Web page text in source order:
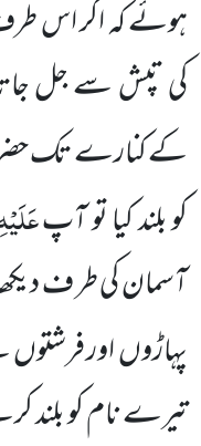
ہوئے کہ اگر اس
کی تپش سے جل
کے کنارے تک
کو بلند کیا تو آپ
آسمان کی طر ف
پہاڑوںاور فرشتوں
تیرے نام کو بلند